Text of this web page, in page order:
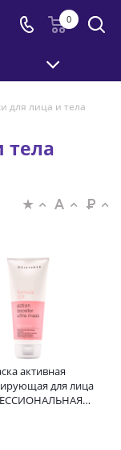
0
для лица и тела
тела
активная
для лица